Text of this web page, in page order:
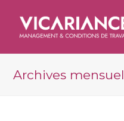
Archives